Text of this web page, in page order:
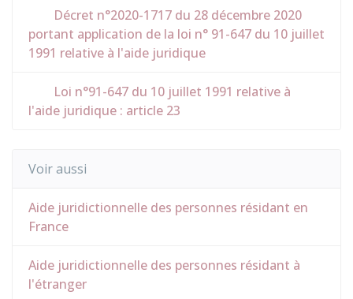
Décret n°2020-1717 du 28 décembre 2020
portant application de la loi n° 91-647 du 10 juillet
1991 relative à l'aide juridique
Loi n°91-647 du 10 juillet 1991 relative à
l'aide juridique : article 23
Voir aussi
Aide juridictionnelle des personnes résidant en
France
Aide juridictionnelle des personnes résidant à
l'étranger